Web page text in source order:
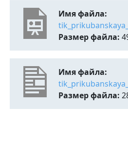
Имя файла:
Размер файла:
Имя файла:
Размер файла: